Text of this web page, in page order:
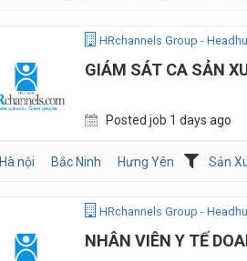
HRchannels Group -
GIÁM SÁT CA SẢN
Posted job 1 days ago
Hà nội Bắc Ninh Hưng Yên Sản
HRchannels Group -
NHÂN VIÊN Y TẾ